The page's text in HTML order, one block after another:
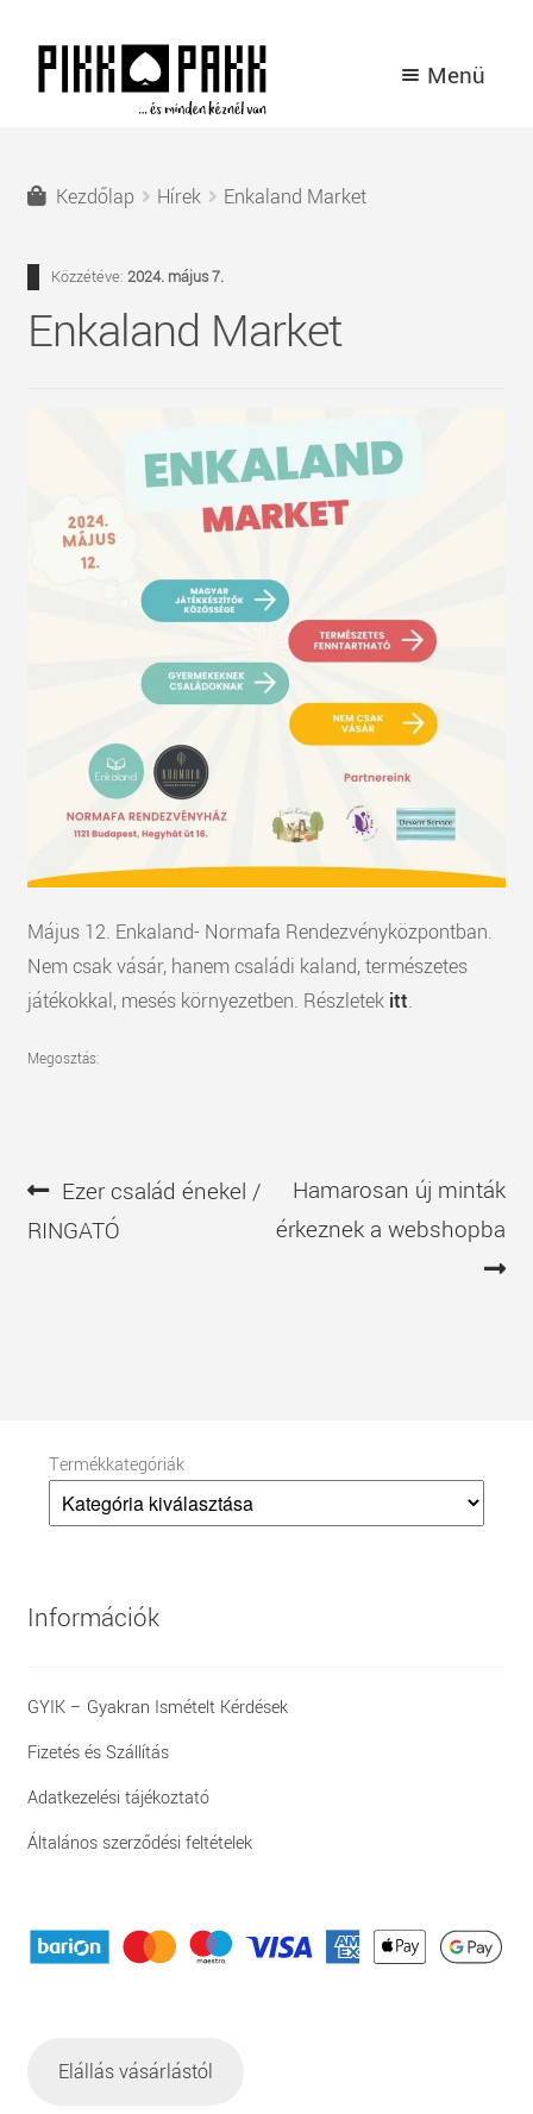
Ugrás
Kilépés
Menü
HÍREK
KAPCSOLAT
Kezdőlap Hírek Enkaland Market
Közzétéve: 2024. május 7.
Enkaland Market
Május 12. Enkaland- Normafa Rendezvényközpontban.
Nem csak vásár, hanem családi kaland, természetes
játékokkal, mesés környezetben. Részletek itt.
Megosztás:
Bejegyzés
navigáció
Előző
bejegyzés
Ezer család énekel /
RINGATÓ
Következő
bejegyzés
Hamarosan új minták
érkeznek a webshopba
Termékkategóriák
Információk
GYIK – Gyakran Ismételt Kérdések
Fizetés és Szállítás
Adatkezelési tájékoztató
Általános szerződési feltételek
Elállás vásárlástól